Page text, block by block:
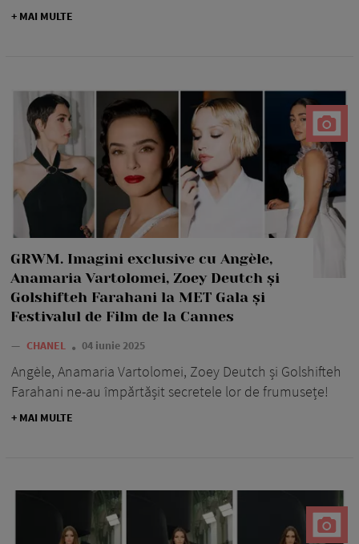
+ MAI MULTE
GRWM. Imagini exclusive cu Angèle,
Anamaria Vartolomei, Zoey Deutch și
Golshifteh Farahani la MET Gala și
Festivalul de Film de la Cannes
— CHANEL 04 iunie 2025
Angèle, Anamaria Vartolomei, Zoey Deutch și Golshifteh
Farahani ne-au împărtășit secretele lor de frumusețe!
+ MAI MULTE